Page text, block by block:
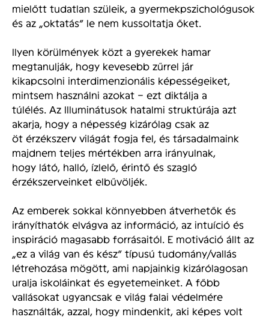
mielőtt tudatlan szüleik, a gyermekpszichológusok
és az „oktatás” le nem kussoltatja őket.
Ilyen körülmények közt a gyerekek hamar
megtanulják, hogy kevesebb zűrrel jár
kikapcsolni interdimenzionális képességeiket,
mintsem használni azokat – ezt diktálja a
túlélés. Az Illuminátusok hatalmi struktúrája azt
akarja, hogy a népesség kizárólag csak az
öt érzékszerv világát fogja fel, és társadalmaink
majdnem teljes mértékben arra irányulnak,
hogy látó, halló, ízlelő, érintő és szagló
érzékszerveinket elbűvöljék.
Az emberek sokkal könnyebben átverhetők és
irányíthatók elvágva az információ, az intuíció és
inspiráció magasabb forrásaitól. E motiváció állt az
„ez a világ van és kész” típusú tudomány/vallás
létrehozása mögött, ami napjainkig kizárólagosan
uralja iskoláinkat és egyetemeinket. A főbb
vallásokat ugyancsak e világ falai védelmére
használták, azzal, hogy mindenkit, aki képes volt